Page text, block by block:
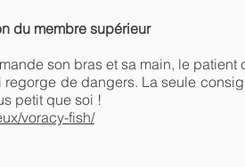
du membre supérieur
son bras et sa main, le
de dangers. La seule
petit que soi !
voracy-fish/